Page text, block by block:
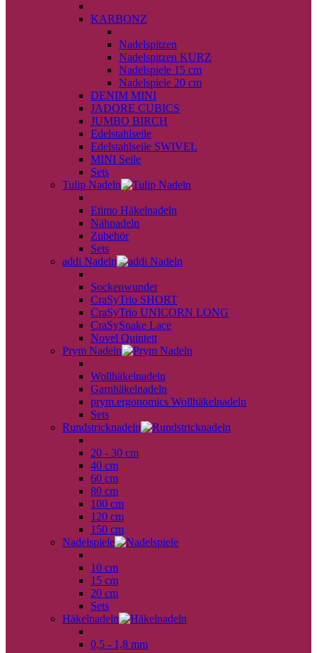
KARBONZ
Nadelspitzen
Nadelspitzen KURZ
Nadelspiele 15 cm
Nadelspiele 20 cm
DENIM MINI
JADORE CUBICS
JUMBO BIRCH
Edelstahlseile
Edelstahlseile SWIVEL
MINI Seile
Sets
Tulip Nadeln
Etimo Häkelnadeln
Nähnadeln
Zubehör
Sets
addi Nadeln
Sockenwunder
CraSyTrio SHORT
CraSyTrio UNICORN LONG
CraSySnake Lace
Novel Quintett
Prym Nadeln
Wollhäkelnadeln
Garnhäkelnadeln
prym.ergonomics Wollhäkelnadeln
Sets
Rundstricknadeln
20 - 30 cm
40 cm
60 cm
80 cm
100 cm
120 cm
150 cm
Nadelspiele
10 cm
15 cm
20 cm
Sets
Häkelnadeln
0,5 - 1,8 mm